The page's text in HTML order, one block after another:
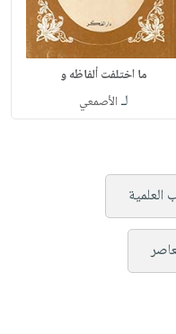
ما اختلفت ألفاظه و
لـ الأصمعي
العلمية